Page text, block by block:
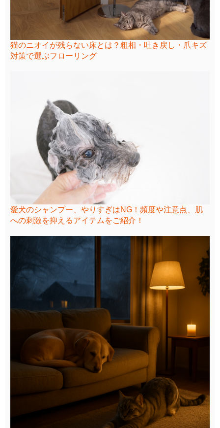
猫のニオイが残らない床とは？粗相・吐き戻し・爪キズ
対策で選ぶフローリング
愛犬のシャンプー、やりすぎはNG！頻度や注意点、肌
への刺激を抑えるアイテムをご紹介！